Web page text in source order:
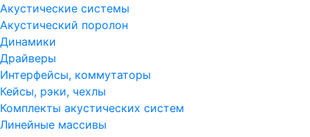
Акустические системы
Акустический поролон
Динамики
Драйверы
Интерфейсы, коммутаторы
Кейсы, рэки, чехлы
Комплекты акустических систем
Линейные массивы